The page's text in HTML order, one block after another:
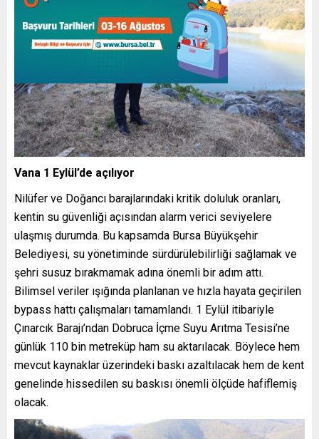
Vana 1 Eylül’de açılıyor
Nilüfer ve Doğancı barajlarındaki kritik doluluk oranları,
kentin su güvenliği açısından alarm verici seviyelere
ulaşmış durumda. Bu kapsamda Bursa Büyükşehir
Belediyesi, su yönetiminde sürdürülebilirliği sağlamak ve
şehri susuz bırakmamak adına önemli bir adım attı.
Bilimsel veriler ışığında planlanan ve hızla hayata geçirilen
bypass hattı çalışmaları tamamlandı. 1 Eylül itibariyle
Çınarcık Barajı’ndan Dobruca İçme Suyu Arıtma Tesisi’ne
günlük 110 bin metreküp ham su aktarılacak. Böylece hem
mevcut kaynaklar üzerindeki baskı azaltılacak hem de kent
genelinde hissedilen su baskısı önemli ölçüde hafiflemiş
olacak.